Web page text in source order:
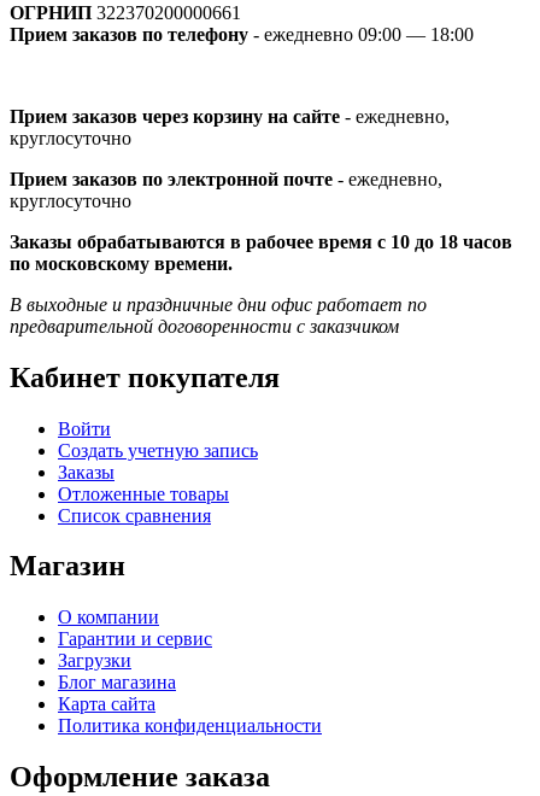
ОГРНИП 322370200000661
Прием заказов по телефону - ежедневно 09:00 — 18:00
Прием заказов через корзину на сайте - ежедневно,
круглосуточно
Прием заказов по электронной почте - ежедневно,
круглосуточно
Заказы обрабатываются в рабочее время с 10 до 18 часов
по московскому времени.
В выходные и праздничные дни офис работает по
предварительной договоренности с заказчиком
Кабинет покупателя
Войти
Создать учетную запись
Заказы
Отложенные товары
Список сравнения
Магазин
О компании
Гарантии и сервис
Загрузки
Блог магазина
Карта сайта
Политика конфиденциальности
Оформление заказа